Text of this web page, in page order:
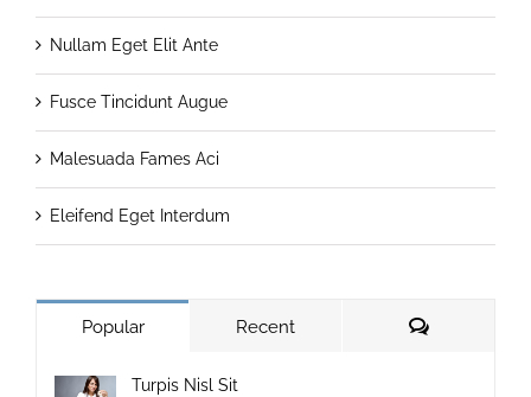
Nullam Eget Elit Ante
Fusce Tincidunt Augue
Malesuada Fames Aci
Eleifend Eget Interdum
Popular Recent Comments
Turpis Nisl Sit